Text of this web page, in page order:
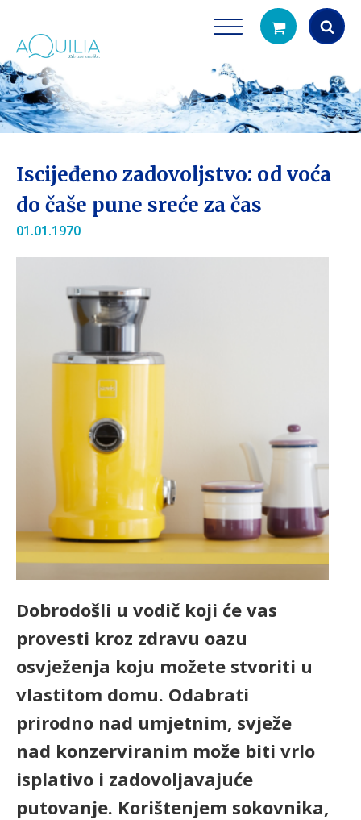
search
Iscijeđeno zadovoljstvo: od voća
do čaše pune sreće za čas
01.01.1970
Dobrodošli u vodič koji će vas
provesti kroz zdravu oazu
osvježenja koju možete stvoriti u
vlastitom domu. Odabrati
prirodno nad umjetnim, svježe
nad konzerviranim može biti vrlo
isplativo i zadovoljavajuće
putovanje. Korištenjem sokovnika,
Tuš glave Vrčevi za